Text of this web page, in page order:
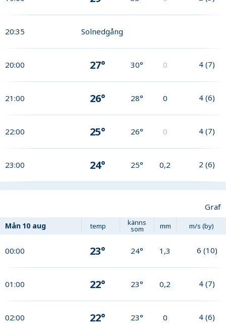
20:35 Solnedgång
20:00 27° 30° 0 4 (7)
21:00 26° 28° 0 4 (6)
22:00 25° 26° 0 4 (7)
23:00 24° 25° 0,2 2 (6)
Graf
Mån 10 aug temp känns
som mm m/s (by)
00:00 23° 24° 1,3 6 (10)
01:00 22° 23° 0,2 4 (7)
02:00 22° 23° 0 4 (6)